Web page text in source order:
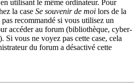
utilisant le même ordinateur. Pour
la case Se souvenir de moi lors de la
recommandé si vous utilisez un
accéder au forum (bibliothèque, cyber-
Si vous ne voyez pas cette case, cela
du forum a désactivé cette